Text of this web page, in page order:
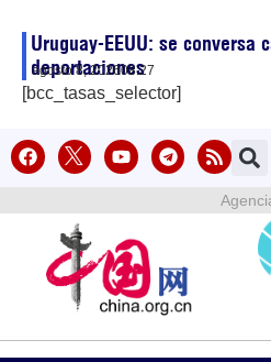
Uruguay-EEUU: se conversa
deportaciones
agosto 8, 202608:27
[bcc_tasas_selector]